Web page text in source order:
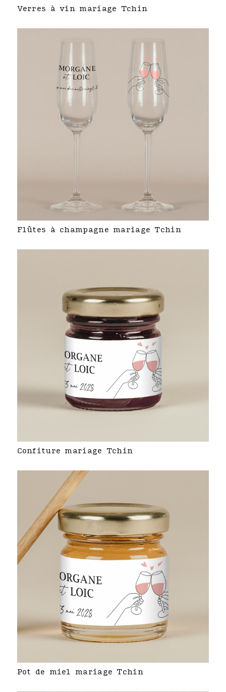
Verres à vin mariage Tchin
Flûtes à champagne mariage Tchin
Confiture mariage Tchin
Pot de miel mariage Tchin